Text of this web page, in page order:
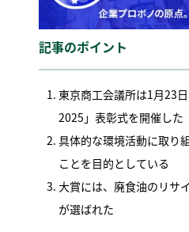
記事のポイント
東京商工会議所は1月23
2025」表彰式を開催した
具体的な環境活動に取り
ことを目的としている
大賞には、廃食油のリサ
が選ばれた